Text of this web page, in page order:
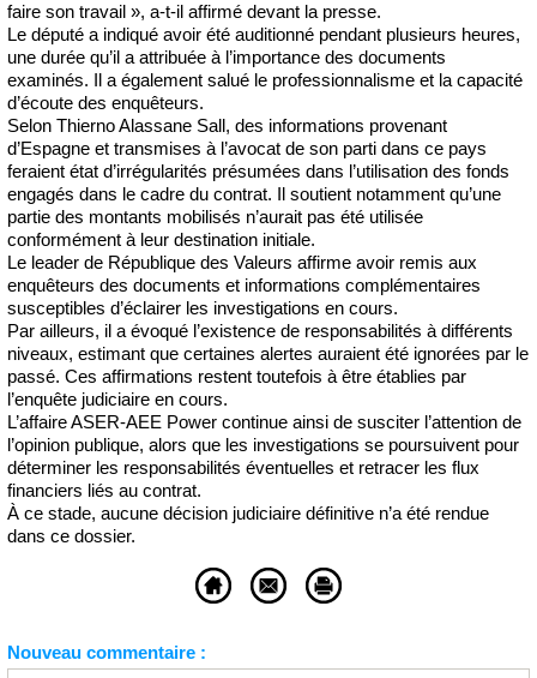
faire son travail », a-t-il affirmé devant la presse.
Le député a indiqué avoir été auditionné pendant plusieurs heures,
une durée qu’il a attribuée à l’importance des documents
examinés. Il a également salué le professionnalisme et la capacité
d’écoute des enquêteurs.
Selon Thierno Alassane Sall, des informations provenant
d’Espagne et transmises à l’avocat de son parti dans ce pays
feraient état d’irrégularités présumées dans l’utilisation des fonds
engagés dans le cadre du contrat. Il soutient notamment qu’une
partie des montants mobilisés n’aurait pas été utilisée
conformément à leur destination initiale.
Le leader de République des Valeurs affirme avoir remis aux
enquêteurs des documents et informations complémentaires
susceptibles d’éclairer les investigations en cours.
Par ailleurs, il a évoqué l’existence de responsabilités à différents
niveaux, estimant que certaines alertes auraient été ignorées par le
passé. Ces affirmations restent toutefois à être établies par
l’enquête judiciaire en cours.
L’affaire ASER-AEE Power continue ainsi de susciter l’attention de
l’opinion publique, alors que les investigations se poursuivent pour
déterminer les responsabilités éventuelles et retracer les flux
financiers liés au contrat.
À ce stade, aucune décision judiciaire définitive n’a été rendue
dans ce dossier.
Nouveau commentaire :